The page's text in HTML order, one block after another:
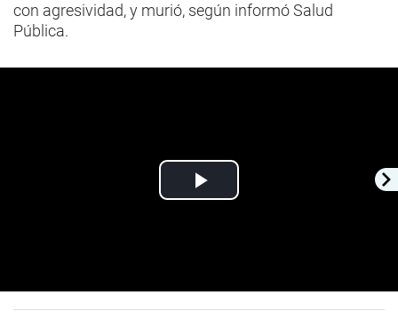
con agresividad, y murió, según informó Salud
Pública.
Play